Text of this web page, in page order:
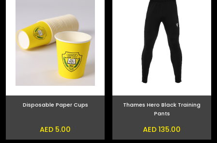
Thames Hero Black Training
Pants
AED 135.00
Disposable Paper Cups
AED 5.00